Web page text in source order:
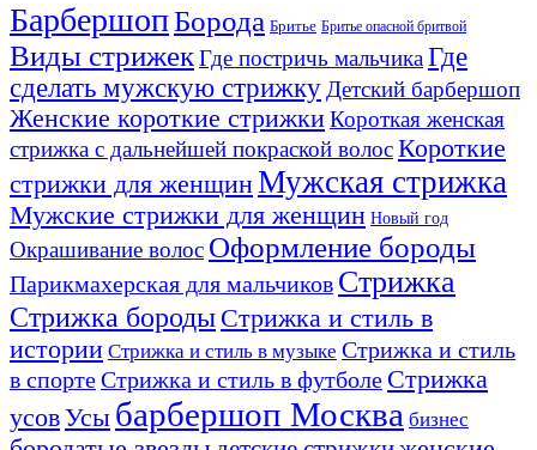
БарбершопБорода Бритье Бритье опасной бритвой
Виды стрижекГде постричь мальчикаГде
сделать мужскую стрижкуДетский барбершоп
Женские короткие стрижкиКороткая женская
стрижка с дальнейшей покраской волосКороткие
стрижки для женщинМужская стрижка
Мужские стрижки для женщин Новый год
Окрашивание волос Оформление бороды
Парикмахерская для мальчиков Стрижка
Стрижка бороды Стрижка и стиль в
истории Стрижка и стиль в музыке Стрижка и стиль
в спортеСтрижка и стиль в футболе Стрижка
усовУсы барбершоп Москва бизнес